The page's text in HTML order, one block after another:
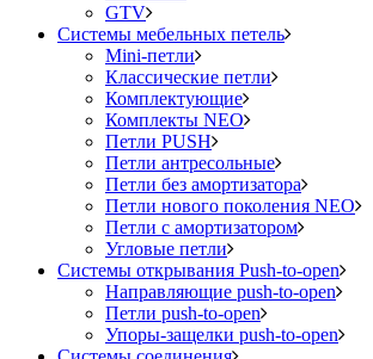
GTV
Системы мебельных петель
Mini-петли
Классические петли
Комплектующие
Комплекты NEO
Петли PUSH
Петли антресольные
Петли без амортизатора
Петли нового поколения NEO
Петли с амортизатором
Угловые петли
Системы открывания Push-to-open
Направляющие push-to-open
Петли push-to-open
Упоры-защелки push-to-open